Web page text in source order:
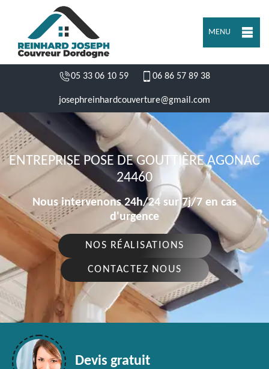
MENU
05 33 06 10 59 06 86 57 89 38
josephreinhardcouverture@gmail.com
ENTREPRISE POSE DE GOUTTIÈRE AGONAC
24460
Nous intervenons 24h/24 sur 7j/7 en cas
d'urgence
NOS RÉALISATIONS
CONTACTEZ NOUS
Devis gratuit